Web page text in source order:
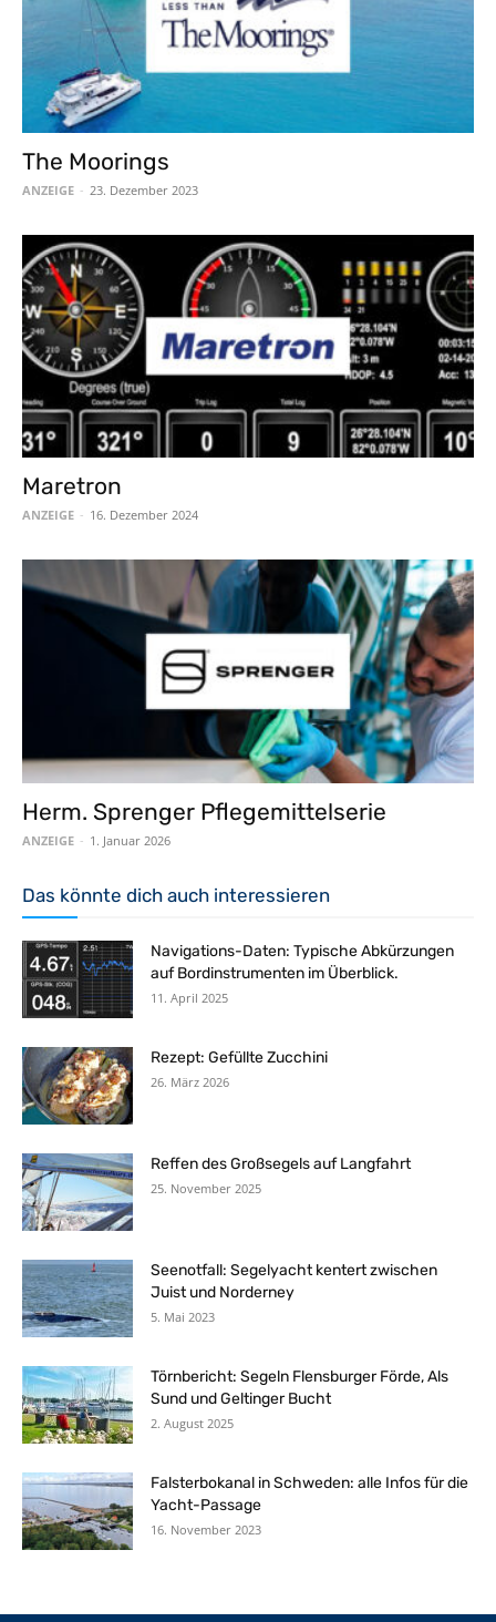
The Moorings
ANZEIGE - 23. Dezember 2023
Maretron
ANZEIGE - 16. Dezember 2024
Herm. Sprenger Pflegemittelserie
ANZEIGE - 1. Januar 2026
Das könnte dich auch interessieren
Navigations-Daten: Typische Abkürzungen
auf Bordinstrumenten im Überblick.
11. April 2025
Rezept: Gefüllte Zucchini
26. März 2026
Reffen des Großsegels auf Langfahrt
25. November 2025
Seenotfall: Segelyacht kentert zwischen
Juist und Norderney
5. Mai 2023
Törnbericht: Segeln Flensburger Förde, Als
Sund und Geltinger Bucht
2. August 2025
Falsterbokanal in Schweden: alle Infos für die
Yacht-Passage
16. November 2023